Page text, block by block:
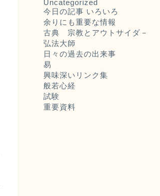
Uncategorized
今日の記事 いろいろ
余りにも重要な情報
古典 宗教とアウトサイダ－
弘法大師
日々の過去の出来事
易
興味深いリンク集
般若心経
試験
重要資料